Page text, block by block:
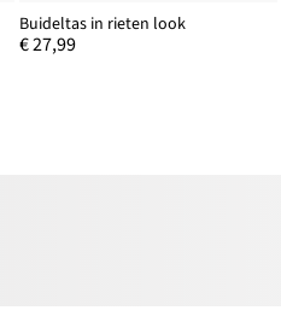
Buideltas in rieten look
€ 27,99